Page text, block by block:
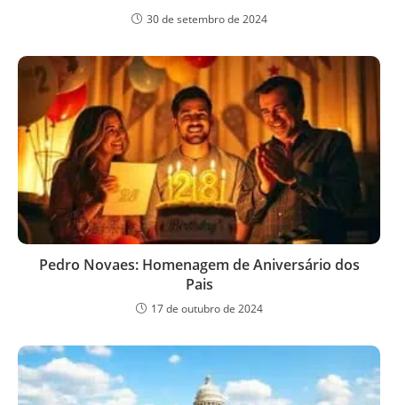
30 de setembro de 2024
Pedro Novaes: Homenagem de Aniversário dos
Pais
17 de outubro de 2024